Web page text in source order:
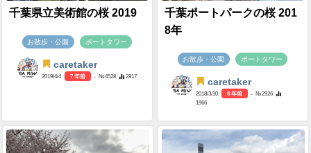
千葉県立美術館の桜 2019
お散歩・公園 ポートタワー
caretaker
2019/4/4 7 年前 - №4528 2817
千葉ポートパークの桜 201
8年
お散歩・公園 ポートタワー
caretaker
2018/3/30 8 年前
- №2926
1966